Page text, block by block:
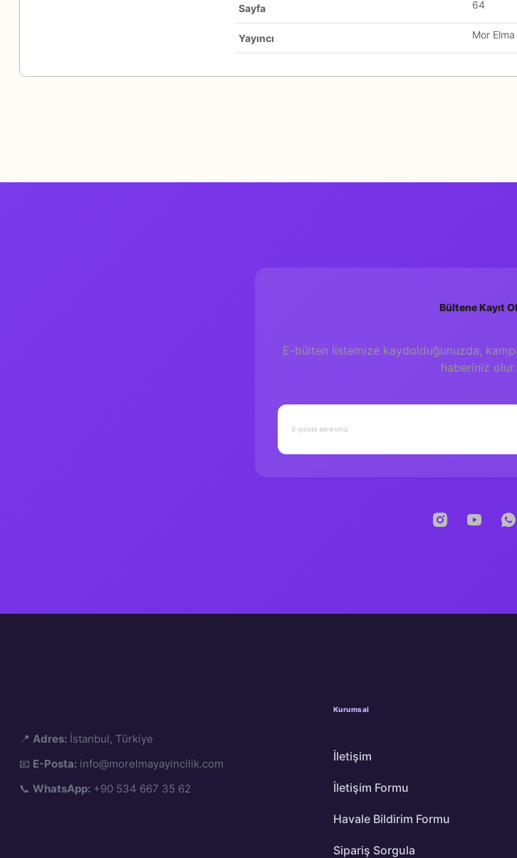
Sayfa 64
Yayıncı Mor Elma
Bültene Kayıt Ol
E-bülten listemize kaydolduğunuzda,
haberiniz olur.
📍 Adres: İstanbul, Türkiye
📧 E-Posta: info@morelmayayincilik.com
📞 WhatsApp: +90 534 667 35 62
Kurumsal
İletişim
İletişim Formu
Havale Bildirim Formu
Sipariş Sorgula